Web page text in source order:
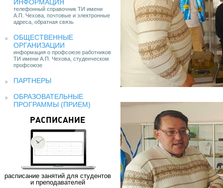
ИНФОРМАЦИЯ
телефонный справочник ТИ имени
А.П. Чехова, почтовые и электронные
адреса, обратная связь
ОБЩЕСТВЕННЫЕ
ОРГАНИЗАЦИИ
информация о профсоюзе работников
ТИ имени А.П. Чехова, студенческом
профсоюзе
ПАРТНЕРЫ
ОБРАЗОВАТЕЛЬНЫЕ
ПРОГРАММЫ (ПРИЕМ)
РАСПИСАНИЕ
расписание занятий для студентов
и преподавателей